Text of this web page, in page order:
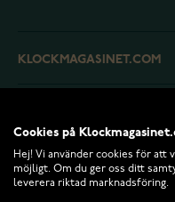
KLOCKMAGASINET.COM
RETURER OCH VILLKOR
Cookies på
Hej! Vi använder cookies för att
möjligt. Om du ger oss ditt
leverera riktad marknadsföring.